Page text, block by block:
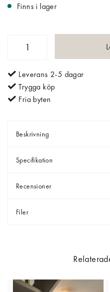
Finns i lager
Leverans 2-5 dagar
Trygga köp
Fria byten
Beskrivning
Specifikation
Recensioner
Filer